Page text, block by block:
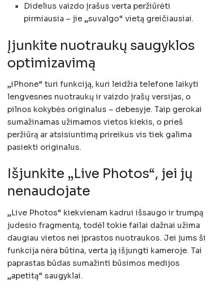
Didelius vaizdo įrašus verta peržiūrėti
pirmiausia – jie „suvalgo“ vietą greičiausiai.
Įjunkite nuotraukų saugyklos
optimizavimą
„iPhone“ turi funkciją, kuri leidžia telefone laikyti
lengvesnes nuotraukų ir vaizdo įrašų versijas, o
pilnos kokybės originalus – debesyje. Taip gerokai
sumažinamas užimamos vietos kiekis, o prieš
peržiūrą ar atsisiuntimą prireikus vis tiek galima
pasiekti originalus.
Išjunkite „Live Photos“, jei jų
nenaudojate
„Live Photos“ kiekvienam kadrui išsaugo ir trumpą
judesio fragmentą, todėl tokie failai dažnai užima
daugiau vietos nei įprastos nuotraukos. Jei jums ši
funkcija nėra būtina, verta ją išjungti kameroje. Tai
paprastas būdas sumažinti būsimos medijos
„apetitą“ saugyklai.